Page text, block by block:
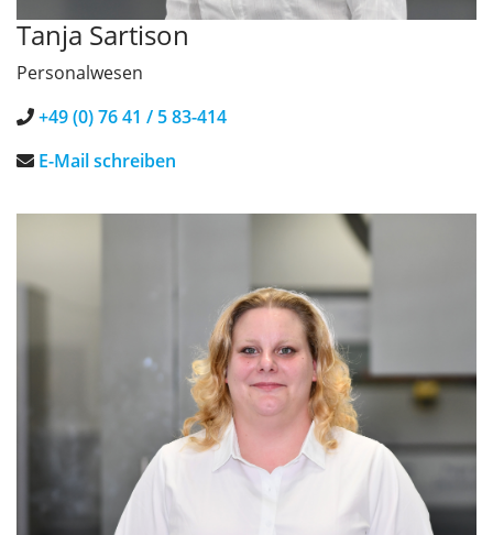
Tanja Sartison
Personalwesen
+49 (0) 76 41 / 5 83-414
E-Mail schreiben